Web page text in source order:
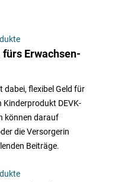
Erwachsen-
dabei, flexibel Geld für
Kinderprodukt DEVK-
können darauf
die Versorgerin
Beiträge.